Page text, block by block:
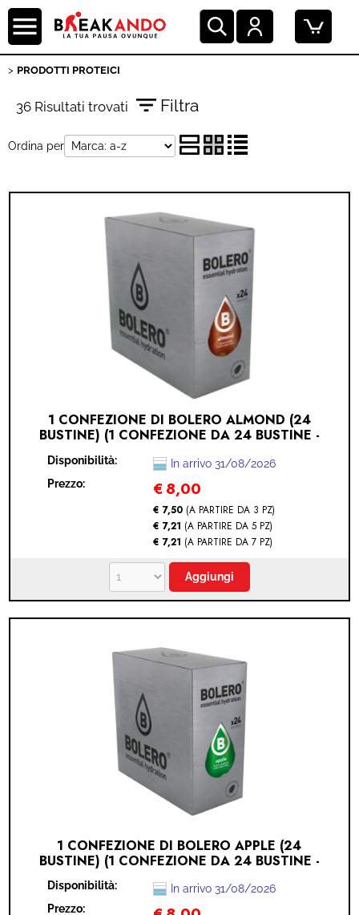
PRODOTTI PROTEICI
36 Risultati trovati Filtra
Ordina per
1 CONFEZIONE DI BOLERO ALMOND (24
BUSTINE) (1 CONFEZIONE DA 24 BUSTINE -
Disponibilità:
In arrivo 31/08/2026
Prezzo:
€ 8,00
€ 7,50 (A PARTIRE DA 3 PZ)
€ 7,21 (A PARTIRE DA 5 PZ)
€ 7,21 (A PARTIRE DA 7 PZ)
1 CONFEZIONE DI BOLERO APPLE (24
BUSTINE) (1 CONFEZIONE DA 24 BUSTINE -
Disponibilità:
In arrivo 31/08/2026
Prezzo: